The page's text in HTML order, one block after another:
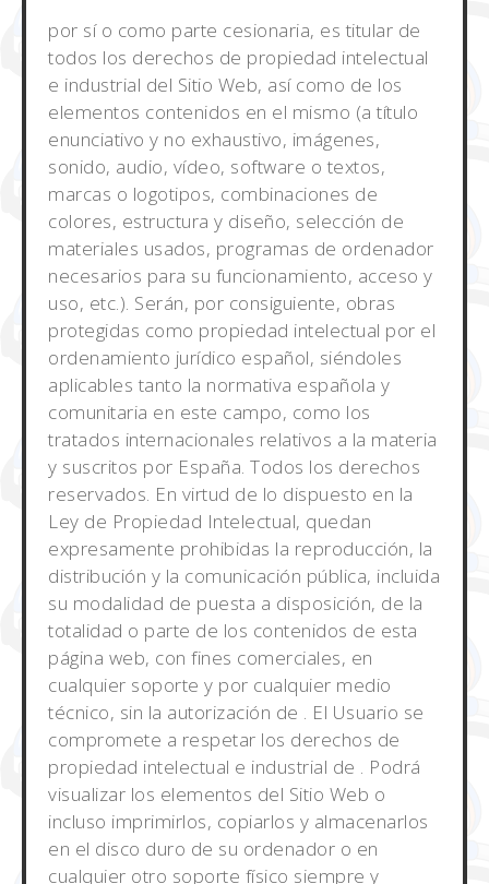
por sí o como parte cesionaria, es titular de
todos los derechos de propiedad intelectual
e industrial del Sitio Web, así como de los
elementos contenidos en el mismo (a título
enunciativo y no exhaustivo, imágenes,
sonido, audio, vídeo, software o textos,
marcas o logotipos, combinaciones de
colores, estructura y diseño, selección de
materiales usados, programas de ordenador
necesarios para su funcionamiento, acceso y
uso, etc.). Serán, por consiguiente, obras
protegidas como propiedad intelectual por el
ordenamiento jurídico español, siéndoles
aplicables tanto la normativa española y
comunitaria en este campo, como los
tratados internacionales relativos a la materia
y suscritos por España. Todos los derechos
reservados. En virtud de lo dispuesto en la
Ley de Propiedad Intelectual, quedan
expresamente prohibidas la reproducción, la
distribución y la comunicación pública, incluida
su modalidad de puesta a disposición, de la
totalidad o parte de los contenidos de esta
página web, con fines comerciales, en
cualquier soporte y por cualquier medio
técnico, sin la autorización de . El Usuario se
compromete a respetar los derechos de
propiedad intelectual e industrial de . Podrá
visualizar los elementos del Sitio Web o
incluso imprimirlos, copiarlos y almacenarlos
en el disco duro de su ordenador o en
cualquier otro soporte físico siempre y